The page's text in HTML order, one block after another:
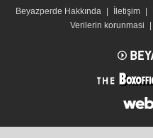
Beyazperde Hakkında İletişim
Verilerin korunmasi